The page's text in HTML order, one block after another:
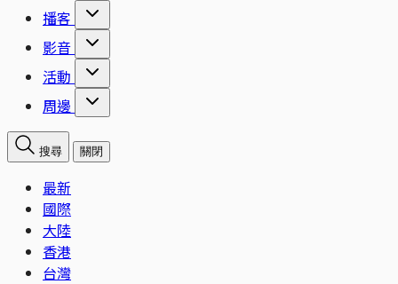
播客
影音
活動
周邊
搜尋 關閉
最新
國際
大陸
香港
台灣